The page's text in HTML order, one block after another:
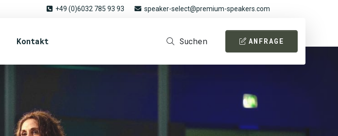
+49 (0)6032 785 93 93 speaker-select@premium-speakers.com
Kontakt Suchen ANFRAGE